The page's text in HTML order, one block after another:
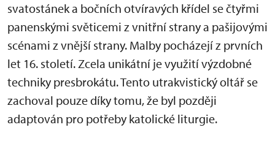
svatostánek a bočních otvíravých křídel se čtyřmi
panenskými světicemi z vnitřní strany a pašijovými
scénami z vnější strany. Malby pocházejí z prvních
let 16. století. Zcela unikátní je využití výzdobné
techniky presbrokátu. Tento utrakvistický oltář se
zachoval pouze díky tomu, že byl později
adaptován pro potřeby katolické liturgie.